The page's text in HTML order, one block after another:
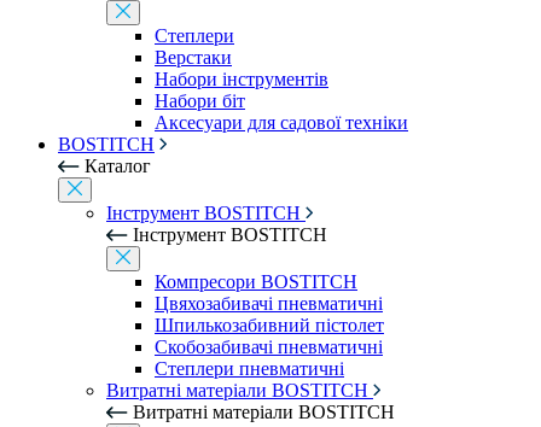
Степлери
Верстаки
Набори інструментів
Набори біт
Аксесуари для садової техніки
BOSTITCH
Каталог
Інструмент BOSTITCH
Інструмент BOSTITCH
Компресори BOSTITCH
Цвяхозабивачі пневматичні
Шпилькозабивний пістолет
Скобозабивачі пневматичні
Степлери пневматичні
Витратні матеріали BOSTITCH
Витратні матеріали BOSTITCH